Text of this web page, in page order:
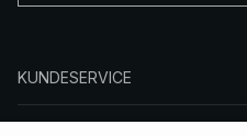
KUNDESERVICE